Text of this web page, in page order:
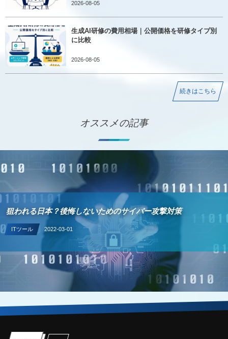
2026-08-05
生成AI研修の費用相場｜公開価格を研修タイプ別
に比較
2026-08-05
続きはこちら
オススメの記事
狙われる日本？後悔しないためのサイバー攻撃対策
ITツール 2022-03-01